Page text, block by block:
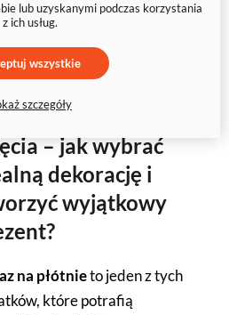
na płótnie ze
– jak wybrać
dekorację i
wyjątkowy
na płótnieto jeden z tych
które potrafią
lub uzyskanymi podczas korzystania
z ich usług.
wszystkie
szczegóły